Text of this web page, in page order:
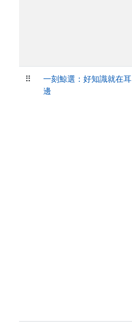
⠿
一刻鯨選：好知識就在耳
邊